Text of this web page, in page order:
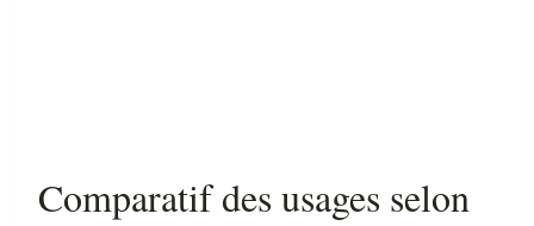
Comparatif des usages selon